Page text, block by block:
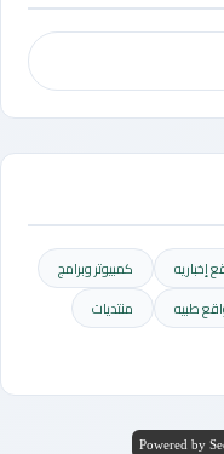
إخباريه
كمبيوتر وبرامج
طبيه
منتديات
Powered by